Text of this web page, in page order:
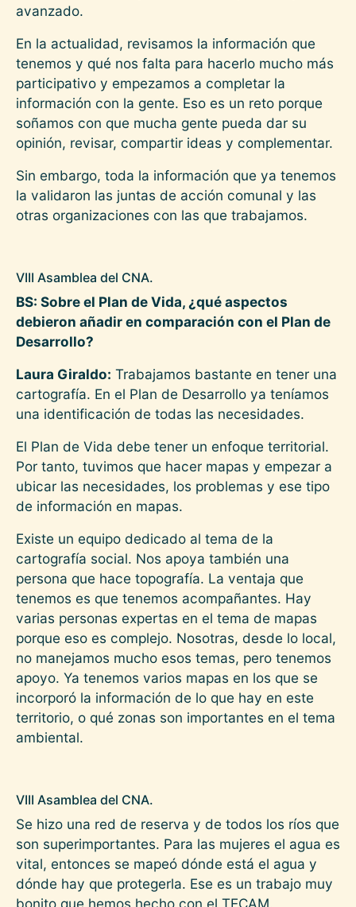
avanzado.
En la actualidad, revisamos la información que
tenemos y qué nos falta para hacerlo mucho más
participativo y empezamos a completar la
información con la gente. Eso es un reto porque
soñamos con que mucha gente pueda dar su
opinión, revisar, compartir ideas y complementar.
Sin embargo, toda la información que ya tenemos
la validaron las juntas de acción comunal y las
otras organizaciones con las que trabajamos.
VIII Asamblea del CNA.
BS: Sobre el Plan de Vida, ¿qué aspectos
debieron añadir en comparación con el Plan de
Desarrollo?
Laura Giraldo: Trabajamos bastante en tener una
cartografía. En el Plan de Desarrollo ya teníamos
una identificación de todas las necesidades.
El Plan de Vida debe tener un enfoque territorial.
Por tanto, tuvimos que hacer mapas y empezar a
ubicar las necesidades, los problemas y ese tipo
de información en mapas.
Existe un equipo dedicado al tema de la
cartografía social. Nos apoya también una
persona que hace topografía. La ventaja que
tenemos es que tenemos acompañantes. Hay
varias personas expertas en el tema de mapas
porque eso es complejo. Nosotras, desde lo local,
no manejamos mucho esos temas, pero tenemos
apoyo. Ya tenemos varios mapas en los que se
incorporó la información de lo que hay en este
territorio, o qué zonas son importantes en el tema
ambiental.
VIII Asamblea del CNA.
Se hizo una red de reserva y de todos los ríos que
son superimportantes. Para las mujeres el agua es
vital, entonces se mapeó dónde está el agua y
dónde hay que protegerla. Ese es un trabajo muy
bonito que hemos hecho con el TECAM.